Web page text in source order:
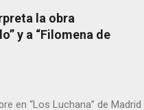
la obra
y a “Filomena de
en “Los Luchana” de Madrid